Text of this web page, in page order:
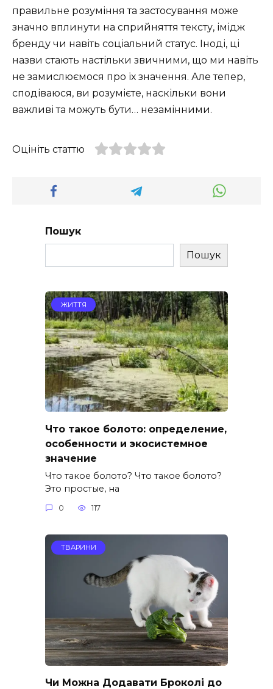
правильне розуміння та застосування може
значно вплинути на сприйняття тексту, імідж
бренду чи навіть соціальний статус. Іноді, ці
назви стають настільки звичними, що ми навіть
не замислюємося про їх значення. Але тепер,
сподіваюся, ви розумієте, наскільки вони
важливі та можуть бути… незамінними.
Оцініть статтю
Пошук
Пошук
ЖИТТЯ
Что такое болото: определение,
особенности и экосистемное
значение
Что такое болото? Что такое болото?
Это простые, на
0 117
ТВАРИНИ
Чи Можна Додавати Броколі до